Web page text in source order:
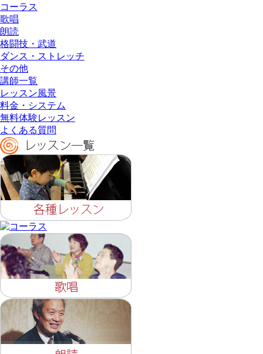
コーラス
歌唱
朗読
格闘技・武道
ダンス・ストレッチ
その他
講師一覧
レッスン風景
料金・システム
無料体験レッスン
よくある質問